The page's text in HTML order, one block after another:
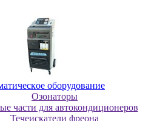
oбopудoвaниe
Oзoнaтopы
части для автокондиционеров
Течеискатели фреона